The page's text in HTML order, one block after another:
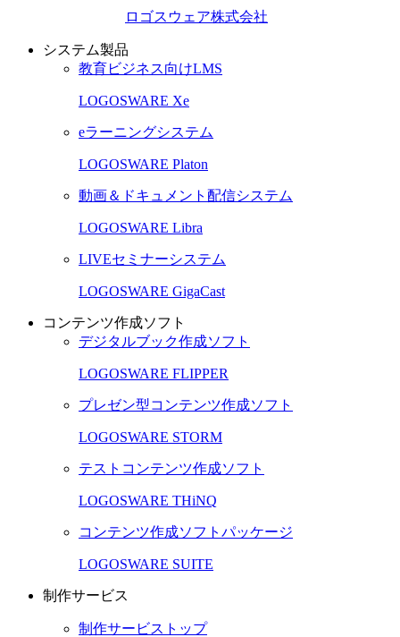
ロゴスウェア株式会社
システム製品
教育ビジネス向けLMS
LOGOSWARE Xe
eラーニングシステム
LOGOSWARE Platon
動画＆ドキュメント配信システム
LOGOSWARE Libra
LIVEセミナーシステム
LOGOSWARE GigaCast
コンテンツ作成ソフト
デジタルブック作成ソフト
LOGOSWARE FLIPPER
プレゼン型コンテンツ作成ソフト
LOGOSWARE STORM
テストコンテンツ作成ソフト
LOGOSWARE THiNQ
コンテンツ作成ソフトパッケージ
LOGOSWARE SUITE
制作サービス
制作サービストップ